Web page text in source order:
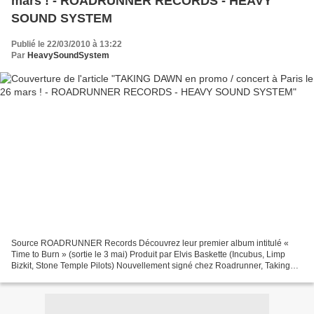
SOUND SYSTEM
Publié le 22/03/2010 à 13:22
Par HeavySoundSystem
Source ROADRUNNER Records Découvrez leur premier album intitulé «
Time to Burn » (sortie le 3 mai) Produit par Elvis Baskette (Incubus, Limp
Bizkit, Stone Temple Pilots) Nouvellement signé chez Roadrunner, Taking